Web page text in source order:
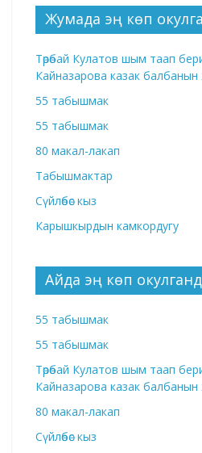
Жумада эң көп
Төрөбай Кулатов шым таап
Кайназарова казак
55 табышмак
55 табышмак
80 макал-лакап
Табышмактар
Сүйлөбөс кыз
Карышкырдын камкордугу
Айда эң көп
55 табышмак
55 табышмак
Төрөбай Кулатов шым таап
Кайназарова казак
80 макал-лакап
Сүйлөбөс кыз